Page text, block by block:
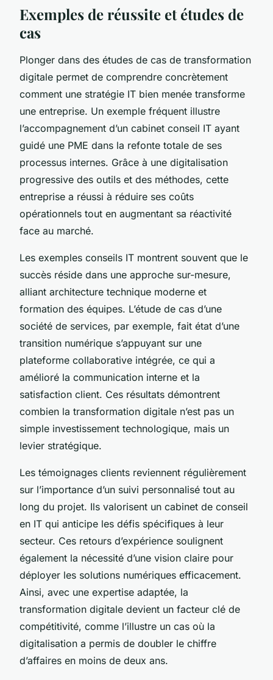
Exemples de réussite et études de
cas
Plonger dans des études de cas de transformation
digitale permet de comprendre concrètement
comment une stratégie IT bien menée transforme
une entreprise. Un exemple fréquent illustre
l’accompagnement d’un cabinet conseil IT ayant
guidé une PME dans la refonte totale de ses
processus internes. Grâce à une digitalisation
progressive des outils et des méthodes, cette
entreprise a réussi à réduire ses coûts
opérationnels tout en augmentant sa réactivité
face au marché.
Les exemples conseils IT montrent souvent que le
succès réside dans une approche sur-mesure,
alliant architecture technique moderne et
formation des équipes. L’étude de cas d’une
société de services, par exemple, fait état d’une
transition numérique s’appuyant sur une
plateforme collaborative intégrée, ce qui a
amélioré la communication interne et la
satisfaction client. Ces résultats démontrent
combien la transformation digitale n’est pas un
simple investissement technologique, mais un
levier stratégique.
Les témoignages clients reviennent régulièrement
sur l’importance d’un suivi personnalisé tout au
long du projet. Ils valorisent un cabinet de conseil
en IT qui anticipe les défis spécifiques à leur
secteur. Ces retours d’expérience soulignent
également la nécessité d’une vision claire pour
déployer les solutions numériques efficacement.
Ainsi, avec une expertise adaptée, la
transformation digitale devient un facteur clé de
compétitivité, comme l’illustre un cas où la
digitalisation a permis de doubler le chiffre
d’affaires en moins de deux ans.